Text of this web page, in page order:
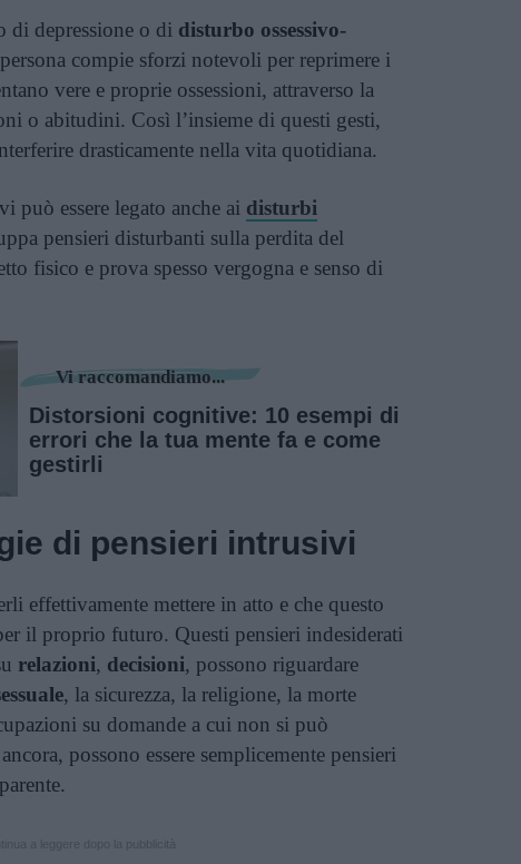
di depressione o di disturbo ossessivo-
compie sforzi notevoli per reprimere i
vere e proprie ossessioni, attraverso la
o abitudini. Così l’insieme di questi gesti,
drasticamente nella vita quotidiana.
può essere legato anche ai disturbi
pensieri disturbanti sulla perdita del
fisico e prova spesso vergogna e senso di
Vi raccomandiamo...
Distorsioni cognitive: 10 esempi di
errori che la tua mente fa e come
gestirli
di pensieri intrusivi
effettivamente mettere in atto e che questo
il proprio futuro. Questi pensieri indesiderati
relazioni, decisioni, possono riguardare
, la sicurezza, la religione, la morte
su domande a cui non si può
possono essere semplicemente pensieri